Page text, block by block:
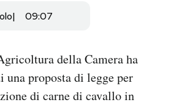
09:07
della Camera ha
una proposta di legge per
di carne di cavallo in